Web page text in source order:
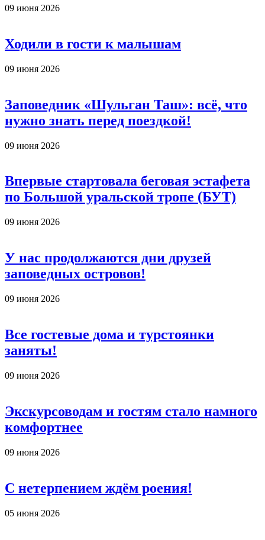
09 июня 2026
Ходили в гости к малышам
09 июня 2026
Заповедник «Шульган Таш»: всё, что
нужно знать перед поездкой!
09 июня 2026
Впервые стартовала беговая эстафета
по Большой уральской тропе (БУТ)
09 июня 2026
У нас продолжаются дни друзей
заповедных островов!
09 июня 2026
Все гостевые дома и турстоянки
заняты!
09 июня 2026
Экскурсоводам и гостям стало намного
комфортнее
09 июня 2026
С нетерпением ждём роения!
05 июня 2026